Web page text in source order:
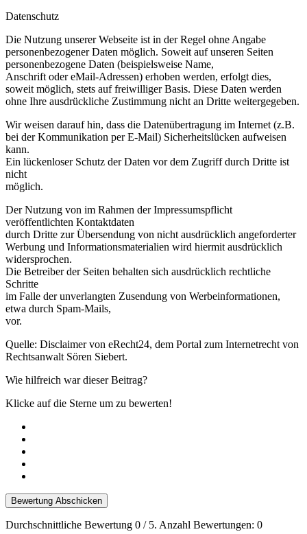
Datenschutz
Die Nutzung unserer Webseite ist in der Regel ohne Angabe
personenbezogener Daten möglich. Soweit auf unseren Seiten
personenbezogene Daten (beispielsweise Name,
Anschrift oder eMail-Adressen) erhoben werden, erfolgt dies,
soweit möglich, stets auf freiwilliger Basis. Diese Daten werden
ohne Ihre ausdrückliche Zustimmung nicht an Dritte weitergegeben.
Wir weisen darauf hin, dass die Datenübertragung im Internet (z.B.
bei der Kommunikation per E-Mail) Sicherheitslücken aufweisen
kann.
Ein lückenloser Schutz der Daten vor dem Zugriff durch Dritte ist
nicht
möglich.
Der Nutzung von im Rahmen der Impressumspflicht
veröffentlichten Kontaktdaten
durch Dritte zur Übersendung von nicht ausdrücklich angeforderter
Werbung und Informationsmaterialien wird hiermit ausdrücklich
widersprochen.
Die Betreiber der Seiten behalten sich ausdrücklich rechtliche
Schritte
im Falle der unverlangten Zusendung von Werbeinformationen,
etwa durch Spam-Mails,
vor.
Quelle: Disclaimer von eRecht24, dem Portal zum Internetrecht von
Rechtsanwalt Sören Siebert.
Wie hilfreich war dieser Beitrag?
Klicke auf die Sterne um zu bewerten!
Bewertung Abschicken
Durchschnittliche Bewertung 0 / 5. Anzahl Bewertungen: 0